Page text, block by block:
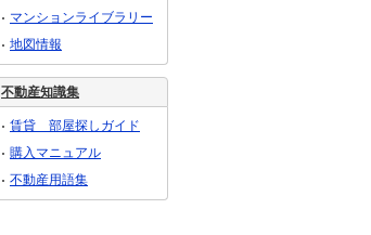
マンションライブラリー
地図情報
不動産知識集
賃貸 部屋探しガイド
購入マニュアル
不動産用語集